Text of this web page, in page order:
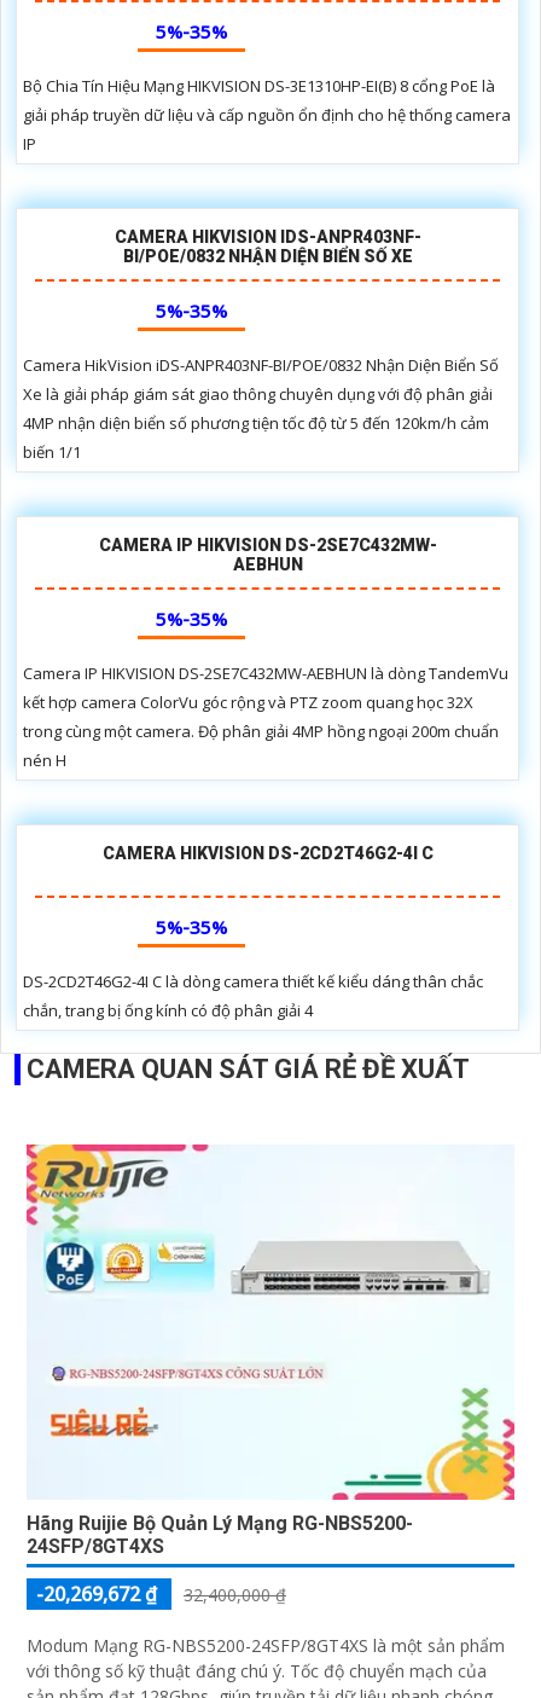
5%-35%
Bộ Chia Tín Hiệu Mạng HIKVISION DS-3E1310HP-EI(B) 8 cổng PoE là
giải pháp truyền dữ liệu và cấp nguồn ổn định cho hệ thống camera
IP
CAMERA HIKVISION IDS-ANPR403NF-
BI/POE/0832 NHẬN DIỆN BIỂN SỐ XE
5%-35%
Camera HikVision iDS-ANPR403NF-BI/POE/0832 Nhận Diện Biển Số
Xe là giải pháp giám sát giao thông chuyên dụng với độ phân giải
4MP nhận diện biển số phương tiện tốc độ từ 5 đến 120km/h cảm
biến 1/1
CAMERA IP HIKVISION DS-2SE7C432MW-
AEBHUN
5%-35%
Camera IP HIKVISION DS-2SE7C432MW-AEBHUN là dòng TandemVu
kết hợp camera ColorVu góc rộng và PTZ zoom quang học 32X
trong cùng một camera. Độ phân giải 4MP hồng ngoại 200m chuẩn
nén H
CAMERA HIKVISION DS-2CD2T46G2-4I C
5%-35%
DS-2CD2T46G2-4I C là dòng camera thiết kế kiểu dáng thân chắc
chắn, trang bị ống kính có độ phân giải 4
CAMERA QUAN SÁT GIÁ RẺ ĐỀ XUẤT
Hãng Ruijie Bộ Quản Lý Mạng RG-NBS5200-
24SFP/8GT4XS
-20,269,672 ₫ 32,400,000 ₫
Modum Mạng RG-NBS5200-24SFP/8GT4XS là một sản phẩm
với thông số kỹ thuật đáng chú ý. Tốc độ chuyển mạch của